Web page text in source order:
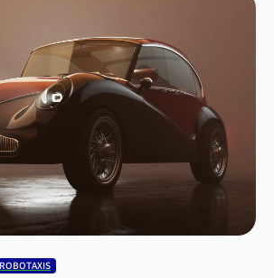
방식이 적용되는 '4680 배터리'와 건식 전극 개발
디인포메이션은 지적했는데요.이는 금속 입자의
는 성질 때문에 균일하게 평탄화하는 것이 어렵기
, 망간, 코발트, 리튬이 포함된 분말에 양극재 제조공정
피돌리돈(NMP)을 섞는 대신, NMP 없이 건식 분말을
렌(PTFE) 결합제를 사용한다는 것이 다른점입니다.
유 등 액체 성분 없이 케이크를 만드는 것과 같은
비유합니다.👉 새 배터리 혁신, 연 10억달러
술이 도입된다면 테슬라 입장에서는 또 하나의
데요. 건식공정을 사용하려는 이유는 비용
는 건식 전극만으로도 약 15%의 비용 절감 효과를
데요. 이를 테슬라의 연간 EV 생산량에 적용하면 연
보급형 전기차 출시를 가능하게 할 핵심
ROBOTAXIS